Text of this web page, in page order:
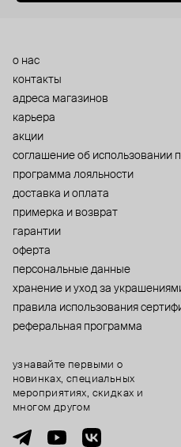
о нас
контакты
адреса магазинов
карьера
акции
cоглашение об использовании
программа лояльности
доставка и оплата
примерка и возврат
гарантии
оферта
персональные данные
хранение и уход за
правила использования
реферальная программа
узнавайте первыми о
новинках, специальных
мероприятиях, скидках и
многом другом